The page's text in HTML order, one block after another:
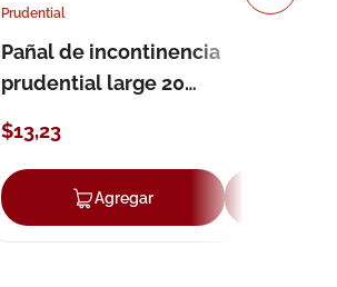
Agregar
Prudential
Pañal de incontinencia
prudential large 20
$13,23
Agregar